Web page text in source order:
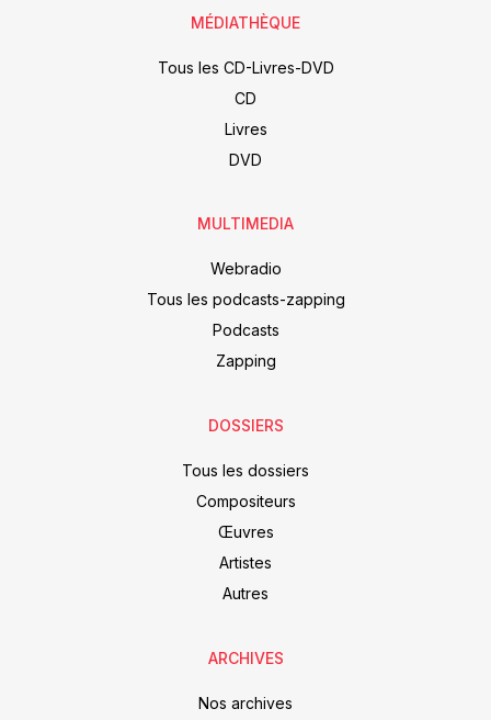
MÉDIATHÈQUE
Tous les CD-Livres-DVD
CD
Livres
DVD
MULTIMEDIA
Webradio
Tous les podcasts-zapping
Podcasts
Zapping
DOSSIERS
Tous les dossiers
Compositeurs
Œuvres
Artistes
Autres
ARCHIVES
Nos archives